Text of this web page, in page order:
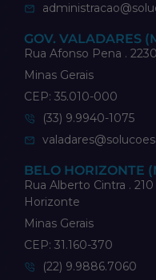
GOV. VALADARES
Rua Afonso Pena .
Minas Gerais
CEP: 35.010-000
(33) 9.9940-1075
BELO HORIZONTE
Rua Alberto Cintra .
Horizonte
Minas Gerais
CEP: 31.160-370
(22) 9.9886.7060